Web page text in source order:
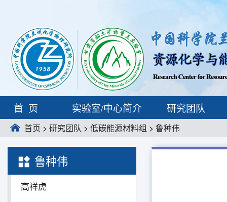
首页 实验室/中心简介 研究团队
首页 > 研究团队 > 低碳能源材料组 > 鲁种伟
鲁种伟
高祥虎